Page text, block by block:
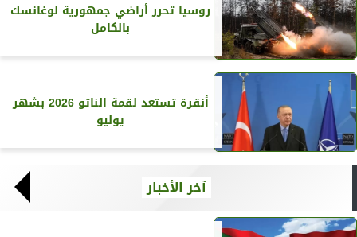
روسيا تحرر أراضي جمهورية لوغانسك
بالكامل
أنقرة تستعد لقمة الناتو 2026 بشهر
يوليو
آخر الأخبار